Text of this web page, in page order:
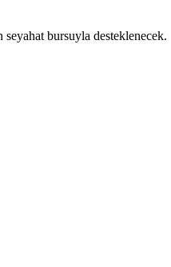
bursuyla desteklenecek.